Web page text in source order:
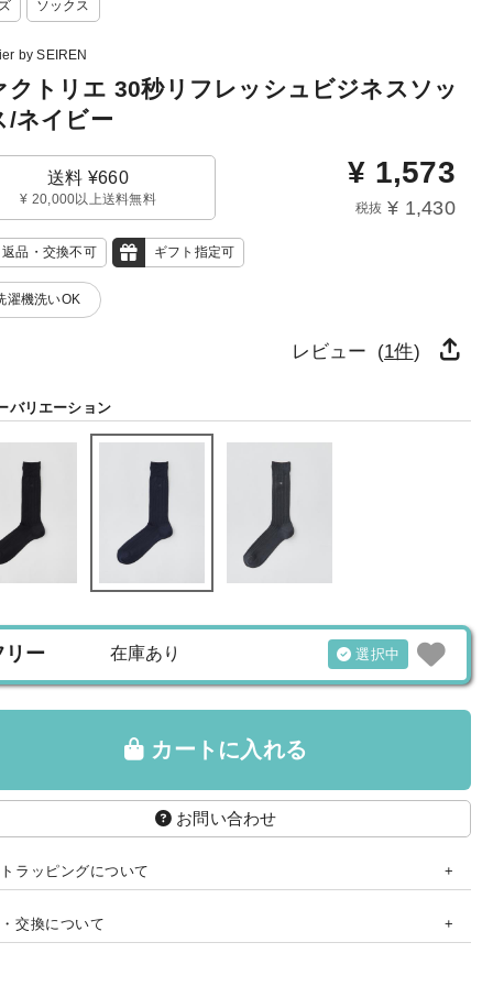
ソックス
by SEIREN
クトリエ 30秒リフレッシュビジネスソッ
/ネイビー
送料 ¥660
¥ 20,000以上送料無料
¥ 1,573
税抜 ¥ 1,430
返品・交換不可 ギフト指定可
濯機洗いOK
レビュー (1件)
バリエーション
リー 在庫あり 選択中
カートに入れる
お問い合わせ
ラッピングについて
交換について